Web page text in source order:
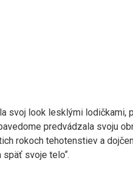
svoj look lesklými lodičkami,
predvádzala svoju
rokoch tehotenstiev a
späť svoje telo“.